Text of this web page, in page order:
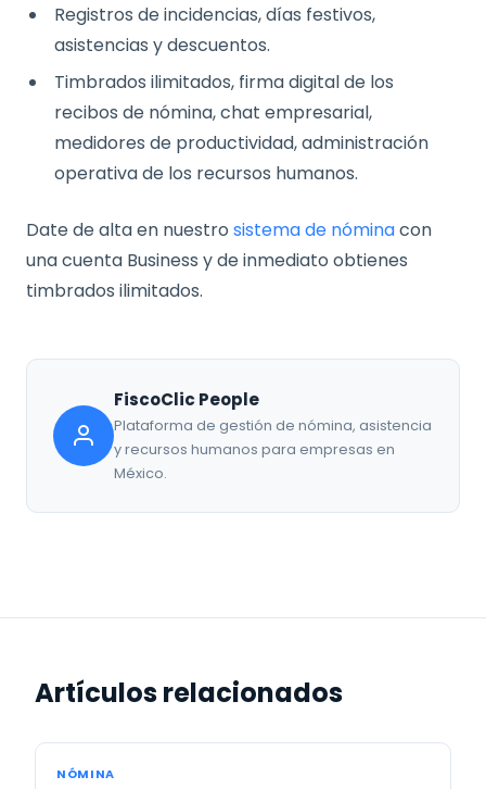
Registros de incidencias, días festivos,
asistencias y descuentos.
Timbrados ilimitados, firma digital de los
recibos de nómina, chat empresarial,
medidores de productividad, administración
operativa de los recursos humanos.
Date de alta en nuestro sistema de nóminacon
una cuenta Business y de inmediato obtienes
timbrados ilimitados.
FiscoClic People
Plataforma de gestión de nómina, asistencia
y recursos humanos para empresas en
México.
Artículos relacionados
NÓMINA